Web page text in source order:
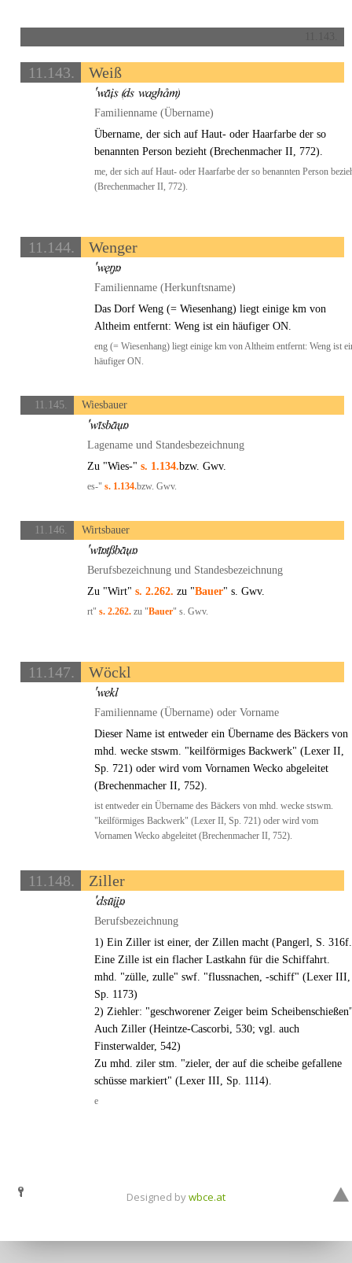
11.143. Weiß
Familienname (Übername)
Übername, der sich auf Haut- oder Haarfarbe der so
benannten Person bezieht (Brechenmacher II, 772).
me, der sich auf Haut- oder Haarfarbe der so benannten Person
(Brechenmacher II, 772).
11.144. Wenger
Familienname (Herkunftsname)
Das Dorf Weng (= Wiesenhang) liegt einige km von
Altheim entfernt: Weng ist ein häufiger ON.
eng (= Wiesenhang) liegt einige km von Altheim entfernt: Weng ist
häufiger ON.
11.145. Wiesbauer
Lagename und Standesbezeichnung
Zu "Wies-"s. 1.134.bzw. Gwv.
es-"s. 1.134.bzw. Gwv.
11.146. Wirtsbauer
Berufsbezeichnung und Standesbezeichnung
Zu "Wirt"s. 2.262. zu "Bauer" s. Gwv.
rt"s. 2.262. zu "Bauer" s. Gwv.
11.147. Wöckl
Familienname (Übername) oder Vorname
Dieser Name ist entweder ein Übername des Bäckers von
mhd. wecke stswm. "keilförmiges Backwerk" (Lexer II,
Sp. 721) oder wird vom Vornamen Wecko abgeleitet
(Brechenmacher II, 752).
ist entweder ein Übername des Bäckers von mhd. wecke stswm.
"keilförmiges Backwerk" (Lexer II, Sp. 721) oder wird vom
Vornamen Wecko abgeleitet (Brechenmacher II, 752).
11.148. Ziller
Berufsbezeichnung
1) Ein Ziller ist einer, der Zillen macht (Pangerl, S.
Eine Zille ist ein flacher Lastkahn für die Schiffahrt.
mhd. "zülle, zulle" swf. "flussnachen, -schiff" (Lexer III,
Sp. 1173)
2) Ziehler: "geschworener Zeiger beim
Auch Ziller (Heintze-Cascorbi, 530; vgl. auch
Finsterwalder, 542)
Zu mhd. ziler stm. "zieler, der auf die scheibe gefallene
schüsse markiert" (Lexer III, Sp. 1114).
e
Designed bywbce.at